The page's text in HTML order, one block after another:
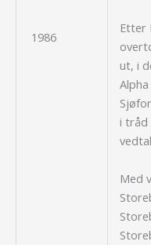
1986
Etter
ut, i
i tråd
Med